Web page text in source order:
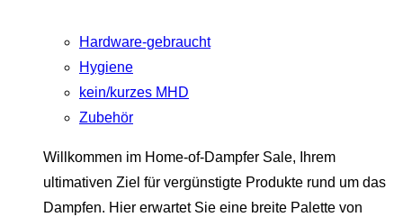
Hardware-gebraucht
Hygiene
kein/kurzes MHD
Zubehör
Willkommen im Home-of-Dampfer Sale, Ihrem
ultimativen Ziel für vergünstigte Produkte rund um das
Dampfen. Hier erwartet Sie eine breite Palette von